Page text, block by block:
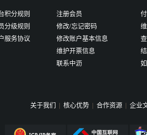
积分规则
分级规则
服务协议
注册会员
修改/忘记密码
修改账户基本信息
维护开票信息
联系中沥
关于我们 | 核心优势 | 合作资源 | 企业